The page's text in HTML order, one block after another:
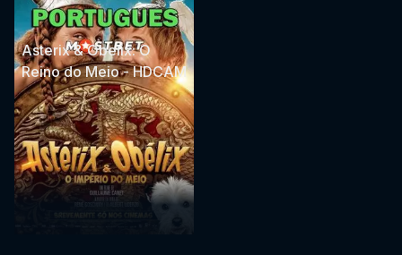
Asterix & Obelix: O
Reino do Meio - HDCAM